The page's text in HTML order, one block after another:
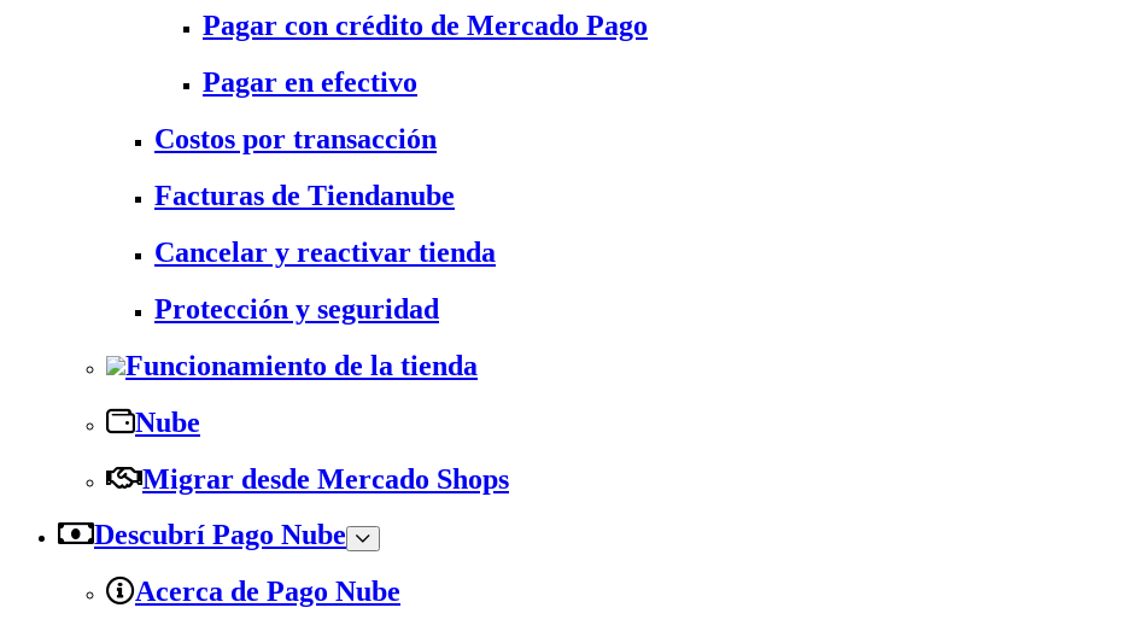
Pagar con crédito de Mercado Pago
Pagar en efectivo
Costos por transacción
Facturas de Tiendanube
Cancelar y reactivar tienda
Protección y seguridad
Funcionamiento de la tienda
Nube
Migrar desde Mercado Shops
Descubrí Pago Nube
Acerca de Pago Nube